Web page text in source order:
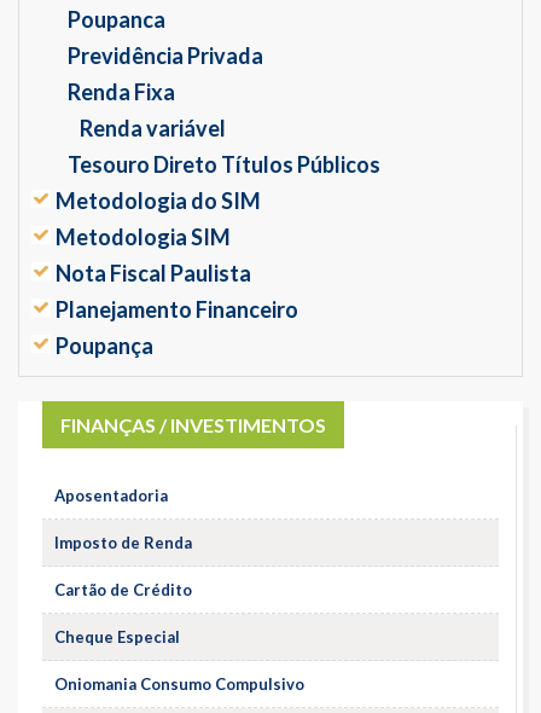
Poupanca
Previdência Privada
Renda Fixa
Renda variável
Tesouro Direto Títulos Públicos
Metodologia do SIM
Metodologia SIM
Nota Fiscal Paulista
Planejamento Financeiro
Poupança
FINANÇAS / INVESTIMENTOS
Aposentadoria
Imposto de Renda
Cartão de Crédito
Cheque Especial
Oniomania Consumo Compulsivo